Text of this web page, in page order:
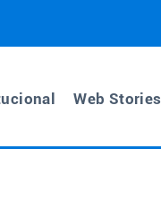
Web Stories